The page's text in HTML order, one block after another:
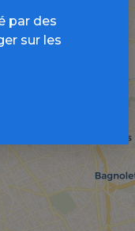
par des
sur les